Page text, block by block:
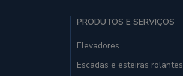
PRODUTOS E SERVIÇOS
Elevadores
Escadas e esteiras rolantes